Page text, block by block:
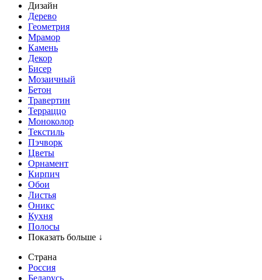
Дизайн
Дерево
Геометрия
Мрамор
Камень
Декор
Бисер
Мозаичный
Бетон
Травертин
Терраццо
Моноколор
Текстиль
Пэчворк
Цветы
Орнамент
Кирпич
Обои
Листья
Оникс
Кухня
Полосы
Показать больше ↓
Страна
Россия
Беларусь